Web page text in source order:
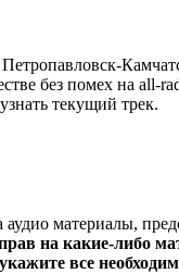
без помех на all-
текущий трек.
материалы,
на какие-либо
все